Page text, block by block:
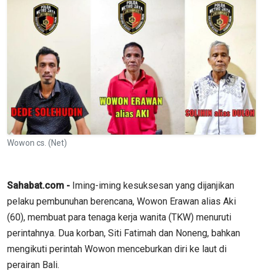
Wowon cs. (Net)
Sahabat.com - Iming-iming kesuksesan yang dijanjikan
pelaku pembunuhan berencana, Wowon Erawan alias Aki
(60), membuat para tenaga kerja wanita (TKW) menuruti
perintahnya. Dua korban, Siti Fatimah dan Noneng, bahkan
mengikuti perintah Wowon menceburkan diri ke laut di
perairan Bali.